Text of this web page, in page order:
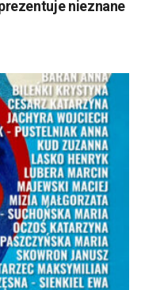
nieznane